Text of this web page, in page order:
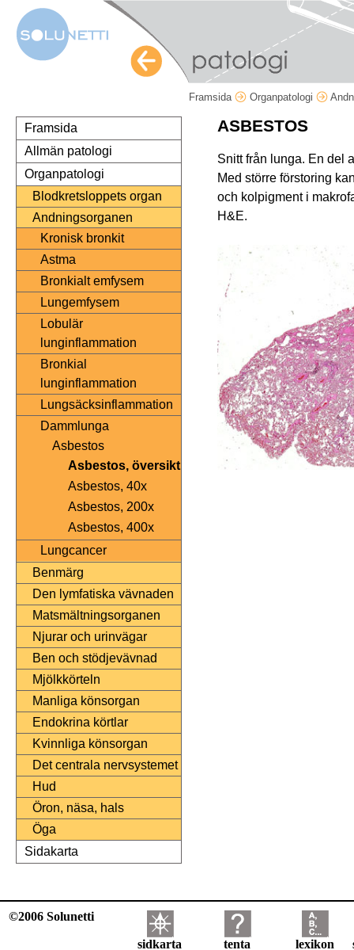
Framsida Organpatologi
Framsida
Allmän patologi
Organpatologi
Blodkretsloppets organ
Andningsorganen
Kronisk bronkit
Astma
Bronkialt emfysem
Lungemfysem
Lobulär
lunginflammation
Bronkial
lunginflammation
Lungsäcksinflammation
Dammlunga
Asbestos
Asbestos, översikt
Asbestos, 40x
Asbestos, 200x
Asbestos, 400x
Lungcancer
Benmärg
Den lymfatiska vävnaden
Matsmältningsorganen
Njurar och urinvägar
Ben och stödjevävnad
Mjölkkörteln
Manliga könsorgan
Endokrina körtlar
Kvinnliga könsorgan
Det centrala nervsystemet
Hud
Öron, näsa, hals
Öga
Sidakarta
ASBESTOS
Snitt från lunga. En del
Med större förstoring
och kolpigment i
H&E.
©2006 Solunetti
sidkarta tenta lexikon